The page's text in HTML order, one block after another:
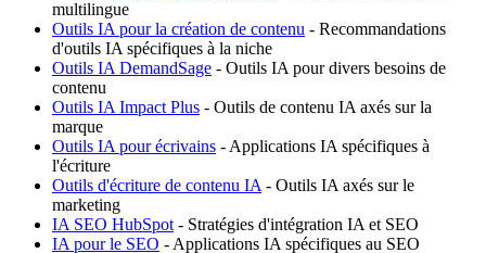
multilingue
Outils IA pour la création de contenu - Recommandations
d'outils IA spécifiques à la niche
Outils IA DemandSage - Outils IA pour divers besoins de
contenu
Outils IA Impact Plus - Outils de contenu IA axés sur la
marque
Outils IA pour écrivains - Applications IA spécifiques à
l'écriture
Outils d'écriture de contenu IA- Outils IA axés sur le
marketing
IA SEO HubSpot- Stratégies d'intégration IA et SEO
IA pour le SEO - Applications IA spécifiques au SEO